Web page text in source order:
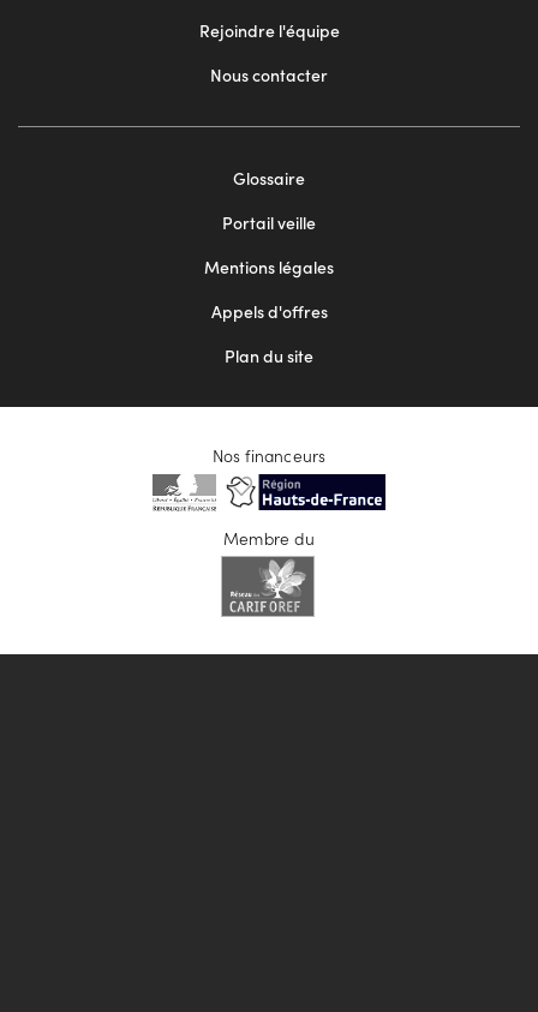
Rejoindre l'équipe
Nous contacter
Glossaire
Portail veille
Mentions légales
Appels d'offres
Plan du site
Nos financeurs
Membre du